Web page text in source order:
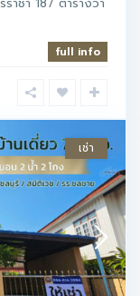
full info
เช่า